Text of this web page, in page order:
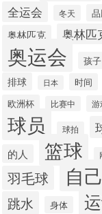
全运会 冬天
奥林匹克 奥林匹
奥运会 孩子
排球
日本 时间
欧洲杯 比赛中 游
球员 球拍
的人 篮球
羽毛球 自
跳水 身体